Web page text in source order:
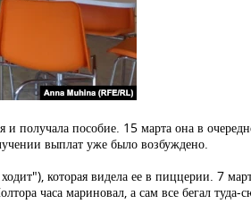
и получала пособие. 15 марта она в
выплат уже было возбуждено.
которая видела ее в пиццерии. 7
часа мариновал, а сам все бегал туда-